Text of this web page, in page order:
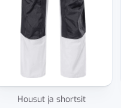
Housut ja shortsit